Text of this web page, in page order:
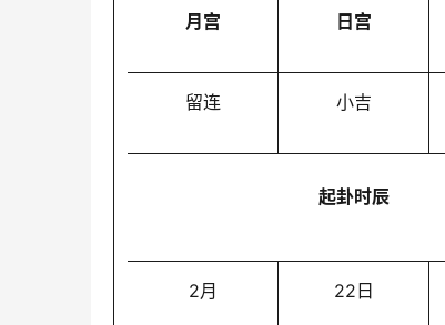
月宫 日宫
留连 小吉
起卦时辰
2月 22日